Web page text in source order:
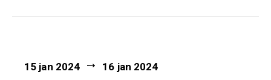
15 jan 2024 16 jan 2024